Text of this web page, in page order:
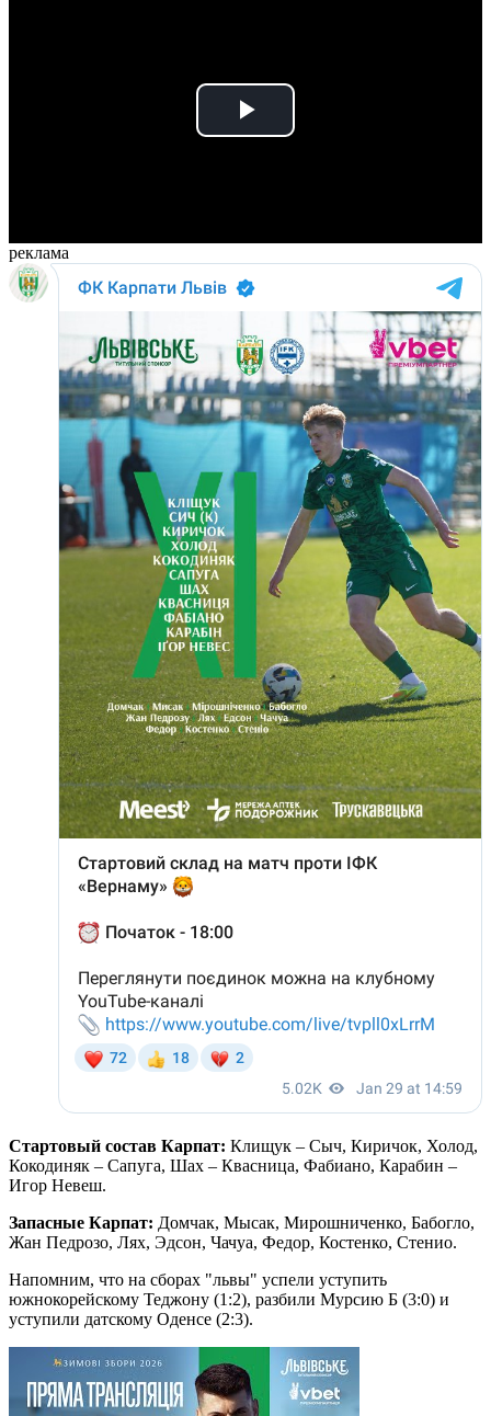
Play
реклама
Стартовый состав Карпат: Клищук – Сыч, Киричок, Холод,
Кокодиняк – Сапуга, Шах – Квасница, Фабиано, Карабин –
Игор Невеш.
Запасные Карпат: Домчак, Мысак, Мирошниченко, Бабогло,
Жан Педрозо, Лях, Эдсон, Чачуа, Федор, Костенко, Стенио.
Напомним, что на сборах "львы" успели уступить
южнокорейскому Теджону (1:2), разбили Мурсию Б (3:0) и
уступили датскому Оденсе (2:3).